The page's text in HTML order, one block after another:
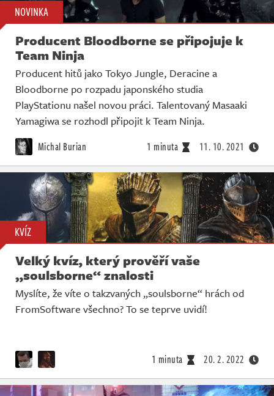
NOVINKA
Producent Bloodborne se připojuje k
Team Ninja
Producent hitů jako Tokyo Jungle, Deracine a
Bloodborne po rozpadu japonského studia
PlayStationu našel novou práci. Talentovaný Masaaki
Yamagiwa se rozhodl připojit k Team Ninja.
Michal Burian 1 minuta 11. 10. 2021
KVÍZ
Velký kvíz, který prověří vaše
„soulsborne“ znalosti
Myslíte, že víte o takzvaných „soulsborne“ hrách od
FromSoftware všechno? To se teprve uvidí!
1 minuta 20. 2. 2022